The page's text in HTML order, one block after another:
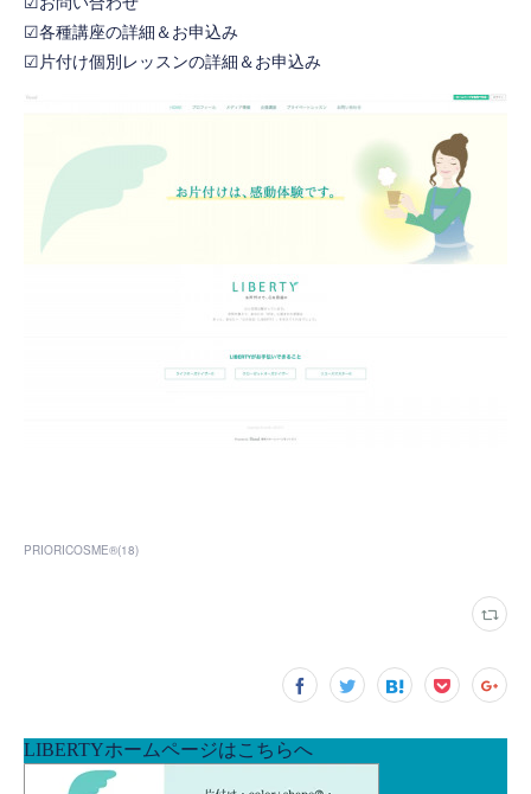
☑各種講座の詳細＆お申込み
☑片付け個別レッスンの詳細＆お申込み
PRIORICOSME®(18)